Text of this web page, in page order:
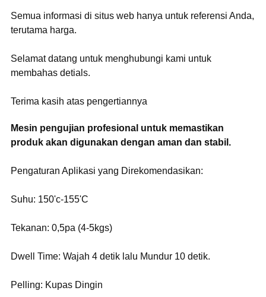
Semua informasi di situs web hanya untuk referensi Anda,
terutama harga.
Selamat datang untuk menghubungi kami untuk
membahas detials.
Terima kasih atas pengertiannya
Mesin pengujian profesional untuk memastikan
produk akan digunakan dengan aman dan stabil.
Pengaturan Aplikasi yang Direkomendasikan:
Suhu: 150'c-155'C
Tekanan: 0,5pa (4-5kgs)
Dwell Time: Wajah 4 detik lalu Mundur 10 detik.
Pelling: Kupas Dingin